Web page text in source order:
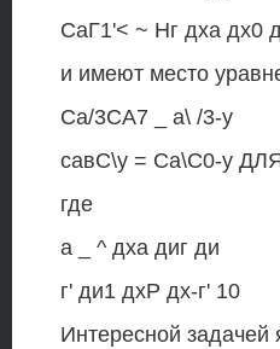
СаГ1'< ~ Нг дха дх0
и имеют место
Са/3СА7 _ а\ /3-у
савС\у = Са\С0-у
где
а _ ^ дха диг ди
г' ди1 дхР дх-г' 10
Интересной задачей